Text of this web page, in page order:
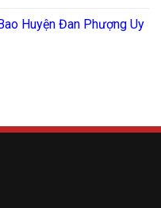
Huyện Đan Phượng Uy